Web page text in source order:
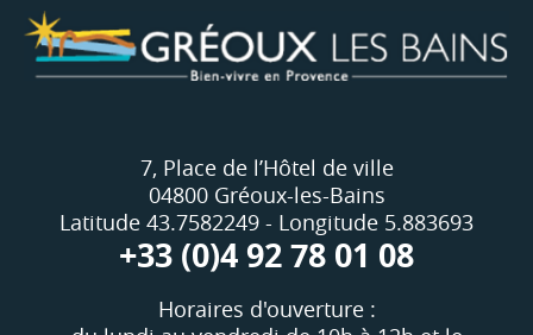
7, Place de l’Hôtel de ville
04800 Gréoux-les-Bains
Latitude 43.7582249 - Longitude 5.883693
+33 (0)4 92 78 01 08
Horaires d'ouverture :